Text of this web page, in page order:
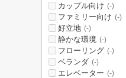
カップル向け (-)
ファミリー向け (-)
好立地 (-)
静かな環境 (-)
フローリング (-)
ベランダ (-)
エレベーター (-)